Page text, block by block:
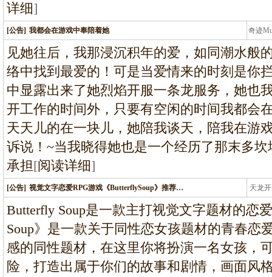
详细]
[公告] 我都会在游戏中奉陪着她 奇迹
条
见她往后，我那浸沉积年的爱，如同潮水般
络中找到最爱的！可是当爱情来的时刻是你
中显露出来了她烈焰开服一条龙服务，她也
开工作的时间外，只要有空闲的时间我都会
天天儿的在一块儿，她陪我谈天，陪我在游
诉说！~当我晓得她也是一个经历了那末多
承担[阅读详细]
[公告] 视觉文字恋爱RPG游戏《ButterflySoup》推荐… 天龙
龙
Butterfly Soup是一款主打视觉文字题材的恋
Soup》是一款关于同性恋女孩题材的青春恋
感的同性题材，在这里你将扮演一名女孩，
险，打造出属于你们的故事和剧情，画面风